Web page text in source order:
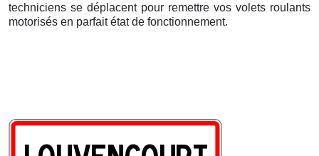
techniciens se déplacent pour remettre vos volets roulants
motorisés en parfait état de fonctionnement.